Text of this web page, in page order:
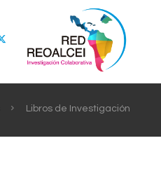
Libros de Investigación